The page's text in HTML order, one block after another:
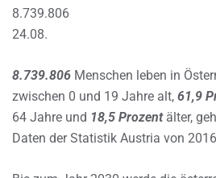
8.739.806
24.08.
8.739.806 Menschen leben in
zwischen 0 und 19 Jahre alt, 61,9
64 Jahre und 18,5 Prozentälter,
Daten der Statistik Austria von